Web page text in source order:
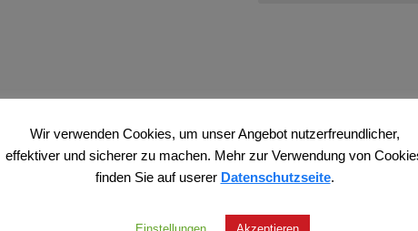
Wir verwenden Cookies, um unser Angebot nutzerfreundlicher,
effektiver und sicherer zu machen. Mehr zur Verwendung von
finden Sie auf userer Datenschutzseite.